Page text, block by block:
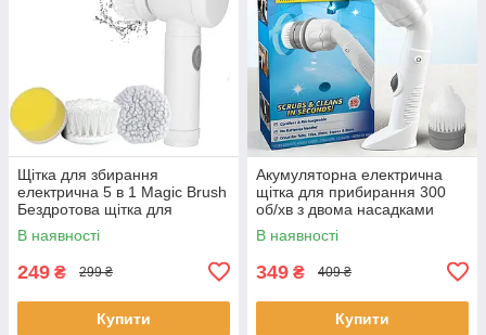
Щітка для збирання
електрична 5 в 1 Magic Brush
Бездротова щітка для
збирання з насадками
В наявності
249 ₴ 299 ₴
Купити
Акумуляторна електрична
щітка для прибирання 300
об/хв з двома насадками
В наявності
349 ₴ 409 ₴
Купити